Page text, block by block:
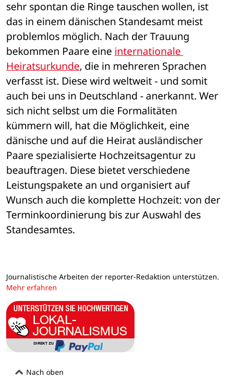
sehr spontan die Ringe tauschen wollen, ist
das in einem dänischen Standesamt meist
problemlos möglich. Nach der Trauung
bekommen Paare eine internationale
Heiratsurkunde, die in mehreren Sprachen
verfasst ist. Diese wird weltweit - und somit
auch bei uns in Deutschland - anerkannt. Wer
sich nicht selbst um die Formalitäten
kümmern will, hat die Möglichkeit, eine
dänische und auf die Heirat ausländischer
Paare spezialisierte Hochzeitsagentur zu
beauftragen. Diese bietet verschiedene
Leistungspakete an und organisiert auf
Wunsch auch die komplette Hochzeit: von der
Terminkoordinierung bis zur Auswahl des
Standesamtes.
Journalistische Arbeiten der reporter-Redaktion unterstützen.
Mehr erfahren
Nach oben